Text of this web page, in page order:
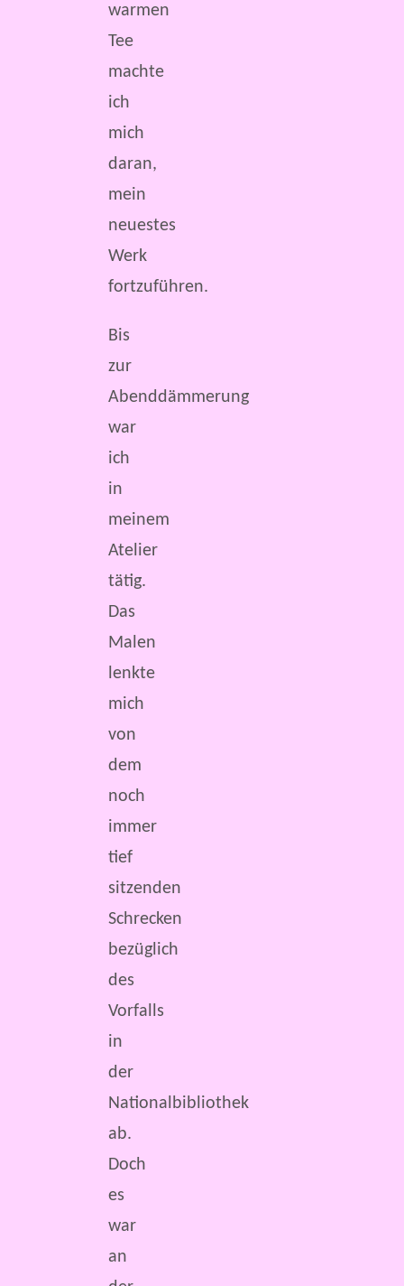
warmen
Tee
machte
ich
mich
daran,
mein
neuestes
Werk
fortzuführen.
Bis
zur
Abenddämmerung
war
ich
in
meinem
Atelier
tätig.
Das
Malen
lenkte
mich
von
dem
noch
immer
tief
sitzenden
Schrecken
bezüglich
des
Vorfalls
in
der
Nationalbibliothek
ab.
Doch
es
war
an